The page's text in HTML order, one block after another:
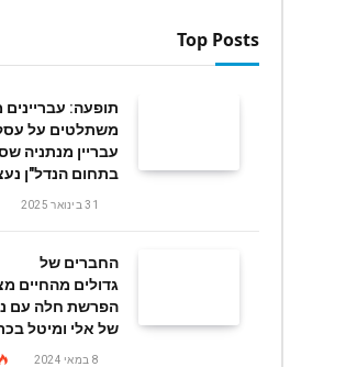
Top Posts
תופעה:
משתלטים על
עבריין מנתניה
בתחום הנדל"ן
31 בינואר 2025
החברים של
גדולים מהחיים
הפרשת חלה עם
של אלי ומיטל
8 במאי 2024